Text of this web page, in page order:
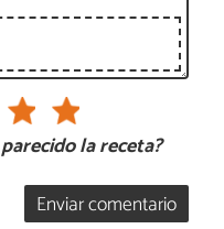
la receta?
Enviar comentario